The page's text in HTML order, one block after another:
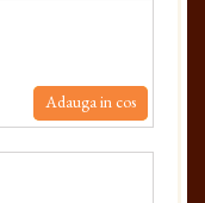
Adauga in cos